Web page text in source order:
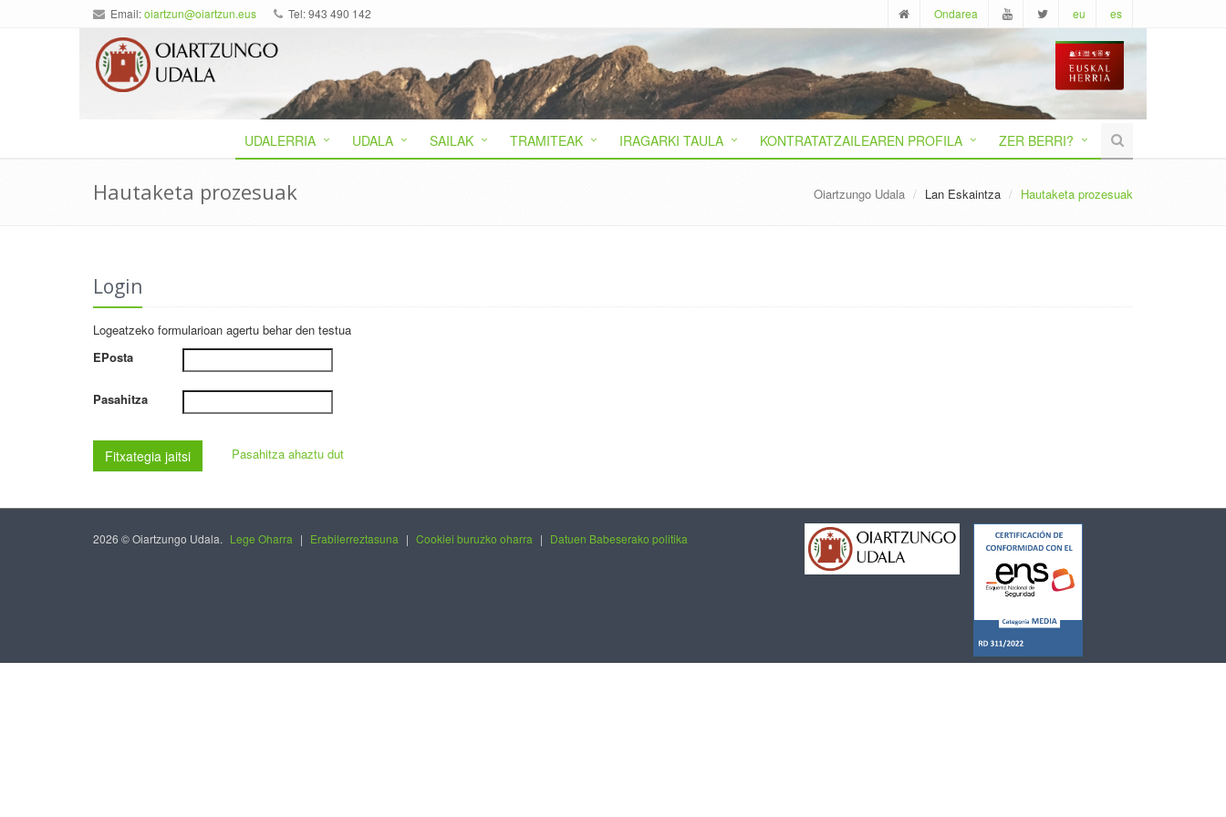
Email:oiartzun@oiartzun.eus Tel: 943 490 142 Ondarea eu es
UDALERRIA UDALA SAILAK TRAMITEAK IRAGARKI TAULA KONTRATATZAILEAREN PROFILA ZER BERRI?
Hautaketa prozesuak Oiartzungo Udala Lan Eskaintza Hautaketa prozesuak
Login
Logeatzeko formularioan agertu behar den testua
EPosta
Pasahitza
Fitxategia jaitsi Pasahitza ahaztu dut
2026 © Oiartzungo Udala. Lege Oharra | Erabilerreztasuna | Cookiei buruzko oharra | Datuen Babeserako politika